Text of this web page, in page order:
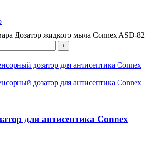
Дозатор жидкого мыла Connex ASD-82
для антисептика Connex